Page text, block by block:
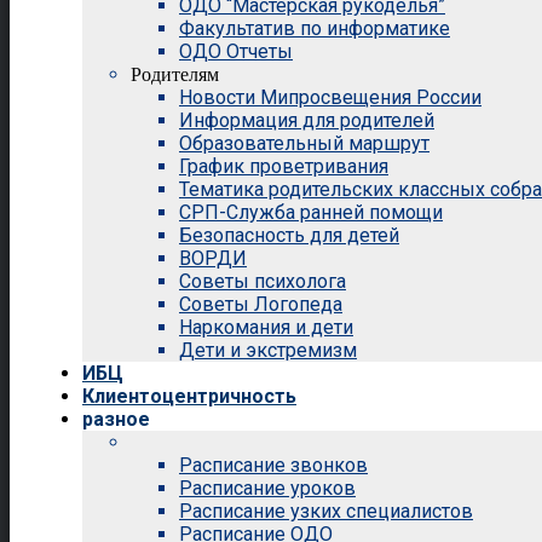
ОДО “Мастерская рукоделья”
Факультатив по информатике
ОДО Отчеты
Родителям
Новости Мипросвещения России
Информация для родителей
Образовательный маршрут
График проветривания
Тематика родительских классных
СРП-Служба ранней помощи
Безопасность для детей
ВОРДИ
Советы психолога
Советы Логопеда
Наркомания и дети
Дети и экстремизм
ИБЦ
Клиентоцентричность
разное
Расписание звонков
Расписание уроков
Расписание узких специалистов
Расписание ОДО